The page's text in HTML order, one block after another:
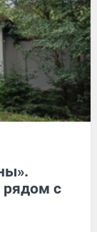
рядом с